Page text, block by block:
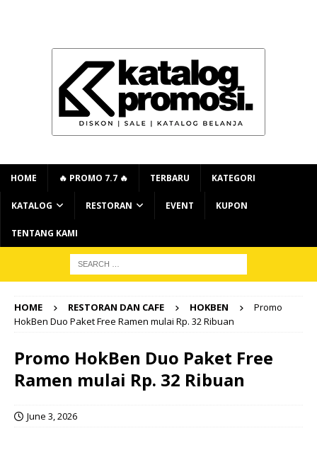
HOME 🔥 PROMO 7.7 🔥 TERBARU KATEGORI
KATALOG RESTORAN EVENT KUPON
TENTANG KAMI
HOME RESTORAN DAN CAFE HOKBEN
Promo
HokBen Duo Paket Free Ramen mulai Rp. 32 Ribuan
Promo HokBen Duo Paket Free
Ramen mulai Rp. 32 Ribuan
June 3, 2026